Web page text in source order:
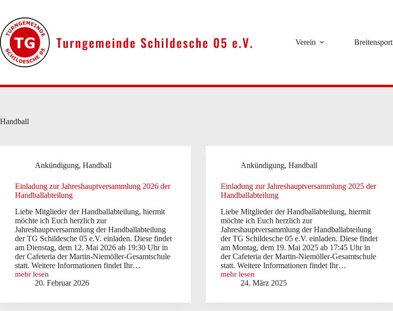
springen
Verein Breitensport
Handball
Ankündigung, Handball
Einladung zur Jahreshauptversammlung 2026 der
Handballabteilung
Liebe Mitglieder der Handballabteilung, hiermit
möchte ich Euch herzlich zur
Jahreshauptversammlung der Handballabteilung
der TG Schildesche 05 e.V. einladen. Diese findet
am Dienstag, dem 12. Mai 2026 ab 19:30 Uhr in
der Cafeteria der Martin-Niemöller-Gesamtschule
statt. Weitere Informationen findet Ihr…
mehr lesen
Einladung
2026
20. Februar 2026
Ankündigung,Handball
Einladung zur Jahreshauptversammlung 2025 der
Handballabteilung
Liebe Mitglieder der Handballabteilung, hiermit
möchte ich Euch herzlich zur
Jahreshauptversammlung der Handballabteilung
der TG Schildesche 05 e.V. einladen. Diese findet
am Montag, dem 19. Mai 2025 ab 17:45 Uhr in
der Cafeteria der Martin-Niemöller-Gesamtschule
statt. Weitere Informationen findet Ihr…
mehr lesen
Einladung
2025
24. März 2025